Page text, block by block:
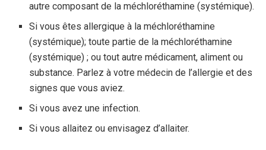
autre composant de la méchloréthamine (systémique).
Si vous êtes allergique à la méchloréthamine
(systémique); toute partie de la méchloréthamine
(systémique) ; ou tout autre médicament, aliment ou
substance. Parlez à votre médecin de l’allergie et des
signes que vous aviez.
Si vous avez une infection.
Si vous allaitez ou envisagez d’allaiter.